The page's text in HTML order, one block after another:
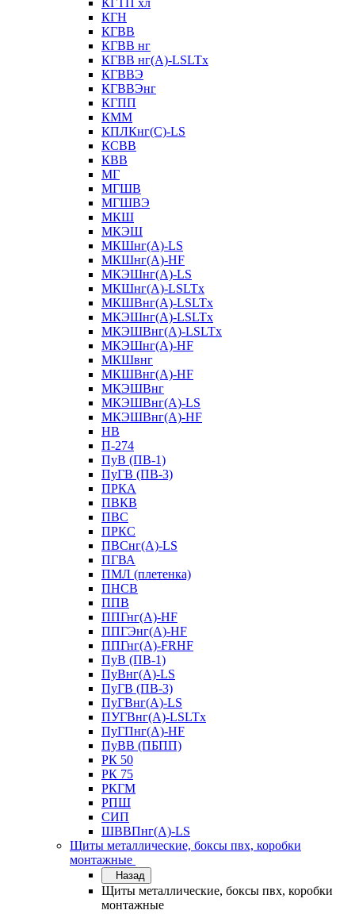
КГТП хл
КГН
КГВВ
КГВВ нг
КГВВ нг(А)-LSLTx
КГВВЭ
КГВВЭнг
КГПП
КММ
КПЛКнг(C)-LS
КСВВ
КВВ
МГ
МГШВ
МГШВЭ
МКШ
МКЭШ
МКШнг(А)-LS
МКШнг(А)-HF
МКЭШнг(А)-LS
МКШнг(А)-LSLTx
МКШВнг(A)-LSLTx
МКЭШнг(А)-LSLTx
МКЭШВнг(A)-LSLTx
МКЭШнг(А)-HF
МКШвнг
МКШВнг(А)-HF
МКЭШВнг
МКЭШВнг(А)-LS
МКЭШВнг(А)-HF
НВ
П-274
ПуВ (ПВ-1)
ПуГВ (ПВ-3)
ПРКА
ПВКВ
ПВС
ПРКС
ПВСнг(А)-LS
ПГВА
ПМЛ (плетенка)
ПНСВ
ППВ
ППГнг(А)-HF
ППГЭнг(А)-HF
ППГнг(А)-FRHF
ПуВ (ПВ-1)
ПуВнг(А)-LS
ПуГВ (ПВ-3)
ПуГВнг(А)-LS
ПУГВнг(А)-LSLTx
ПуГПнг(А)-HF
ПуВВ (ПБПП)
РК 50
РК 75
РКГМ
РПШ
СИП
ШВВПнг(А)-LS
Щиты металлические, боксы пвх, коробки
монтажные
Назад
Щиты металлические, боксы пвх, коробки
монтажные